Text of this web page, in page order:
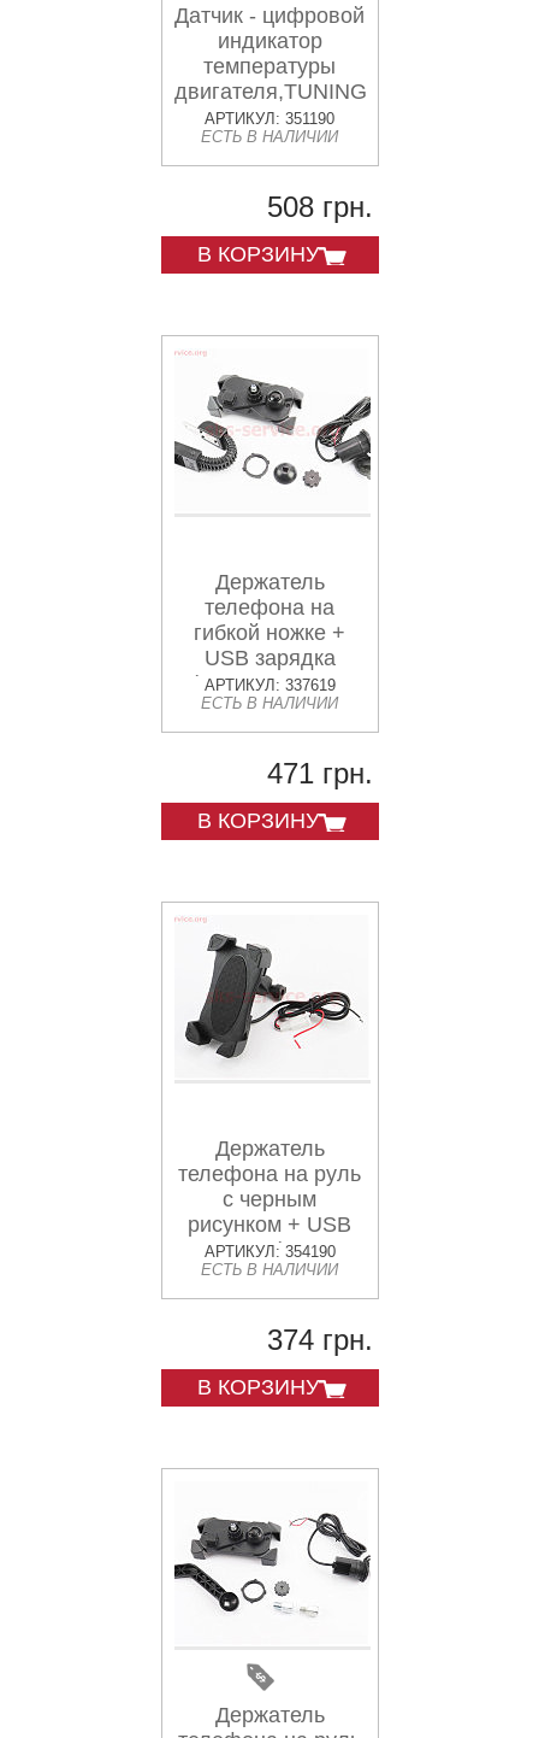
Датчик - цифровой
индикатор
температуры
двигателя,TUNING
АРТИКУЛ: 351190
ЕСТЬ В НАЛИЧИИ
508 грн.
В КОРЗИНУ
Держатель
телефона на
гибкой ножке +
USB зарядка
(миним. размер
телефона
60*124мм, макс.
размер 80*160мм)
АРТИКУЛ: 337619
ЕСТЬ В НАЛИЧИИ
471 грн.
В КОРЗИНУ
Держатель
телефона на руль
с черным
рисунком + USB
зарядка (миним.
размер телефона
60*124мм, макс.
размер 80*160мм),
тип 2
АРТИКУЛ: 354190
ЕСТЬ В НАЛИЧИИ
374 грн.
В КОРЗИНУ
Держатель